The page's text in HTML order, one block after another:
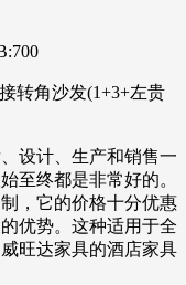
转角沙发(1+3+左贵
设计、生产和销售一
至终都是非常好的。
，它的价格十分优惠
优势。这种适用于全
旺达家具的酒店家具